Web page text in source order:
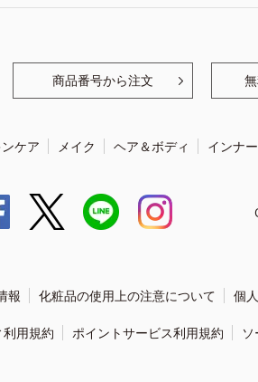
商品番号から注文
ケア メイク ヘア＆ボディ インナ
報 化粧品の使用上の注意について 個
用規約 ポイントサービス利用規約